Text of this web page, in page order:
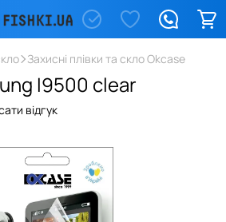
Захисні плівки та скло Okcase
I9500 clear
відгук